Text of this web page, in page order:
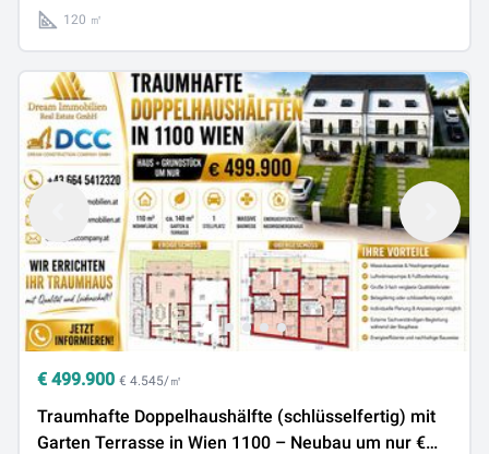
120 ㎡
€ 499.900 € 4.545/㎡
Traumhafte Doppelhaushälfte (schlüsselfertig) mit
Garten Terrasse in Wien 1100 – Neubau um nur €